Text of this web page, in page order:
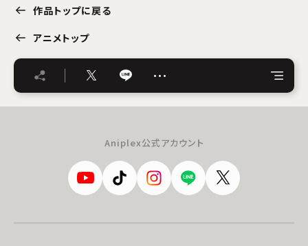
作品トップに戻る
アニメトップ
…
Aniplex公式アカウント